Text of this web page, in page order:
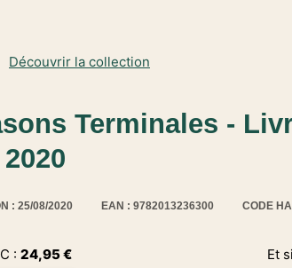
Découvrir la collection
Terminales -
: 25/08/2020 EAN : 9782013236300 CODE
: 24,95€
Et